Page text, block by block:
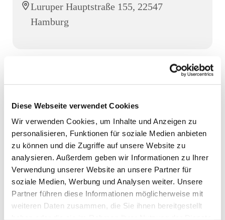
Diese Webseite verwendet Cookies
Wir verwenden Cookies, um Inhalte und Anzeigen zu
personalisieren, Funktionen für soziale Medien anbieten
zu können und die Zugriffe auf unsere Website zu
analysieren. Außerdem geben wir Informationen zu Ihrer
Verwendung unserer Website an unsere Partner für
soziale Medien, Werbung und Analysen weiter. Unsere
Partner führen diese Informationen möglicherweise mit
weiteren Daten zusammen, die Sie ihnen bereitgestellt
Luruper Hauptstraße 155, 22547
Hamburg
Der Jugend- und Werkstatttreff ist für alle Jugendlichen
Zusätzlich gibt es jede Woche ein anderes Angebot plus
Abendbrot